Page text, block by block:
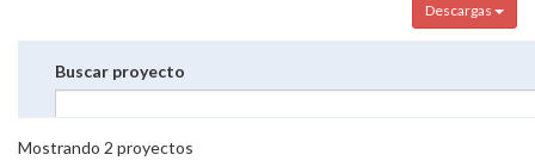
Descargas
Buscar proyecto
Mostrando 2 proyectos